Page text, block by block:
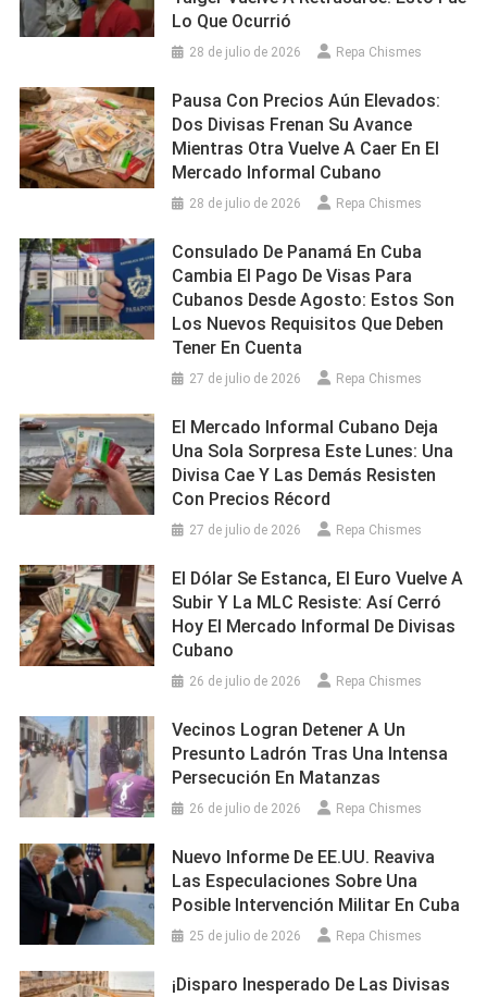
Lo Que Ocurrió
28 de julio de 2026 Repa Chismes
Pausa Con Precios Aún Elevados:
Dos Divisas Frenan Su Avance
Mientras Otra Vuelve A Caer En El
Mercado Informal Cubano
28 de julio de 2026 Repa Chismes
Consulado De Panamá En Cuba
Cambia El Pago De Visas Para
Cubanos Desde Agosto: Estos Son
Los Nuevos Requisitos Que Deben
Tener En Cuenta
27 de julio de 2026 Repa Chismes
El Mercado Informal Cubano Deja
Una Sola Sorpresa Este Lunes: Una
Divisa Cae Y Las Demás Resisten
Con Precios Récord
27 de julio de 2026 Repa Chismes
El Dólar Se Estanca, El Euro Vuelve A
Subir Y La MLC Resiste: Así Cerró
Hoy El Mercado Informal De Divisas
Cubano
26 de julio de 2026 Repa Chismes
Vecinos Logran Detener A Un
Presunto Ladrón Tras Una Intensa
Persecución En Matanzas
26 de julio de 2026 Repa Chismes
Nuevo Informe De EE.UU. Reaviva
Las Especulaciones Sobre Una
Posible Intervención Militar En Cuba
25 de julio de 2026 Repa Chismes
¡Disparo Inesperado De Las Divisas